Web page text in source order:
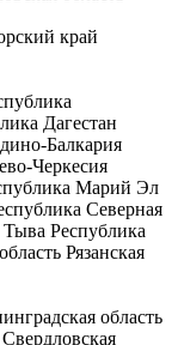
край
Дагестан
Балкария
Черкесия
Марий Эл
Северная
Тыва Республика
Рязанская
область
Свердловская